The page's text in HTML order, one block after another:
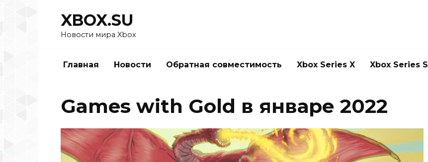
XBOX.SU
Новости мира Xbox
Главная Новости Обратная совместимость Xbox Series X Xbox Series S
Games with Gold в январе 2022